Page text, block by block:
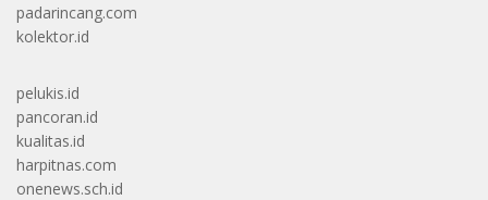
padarincang.com
kolektor.id
pelukis.id
pancoran.id
kualitas.id
harpitnas.com
onenews.sch.id